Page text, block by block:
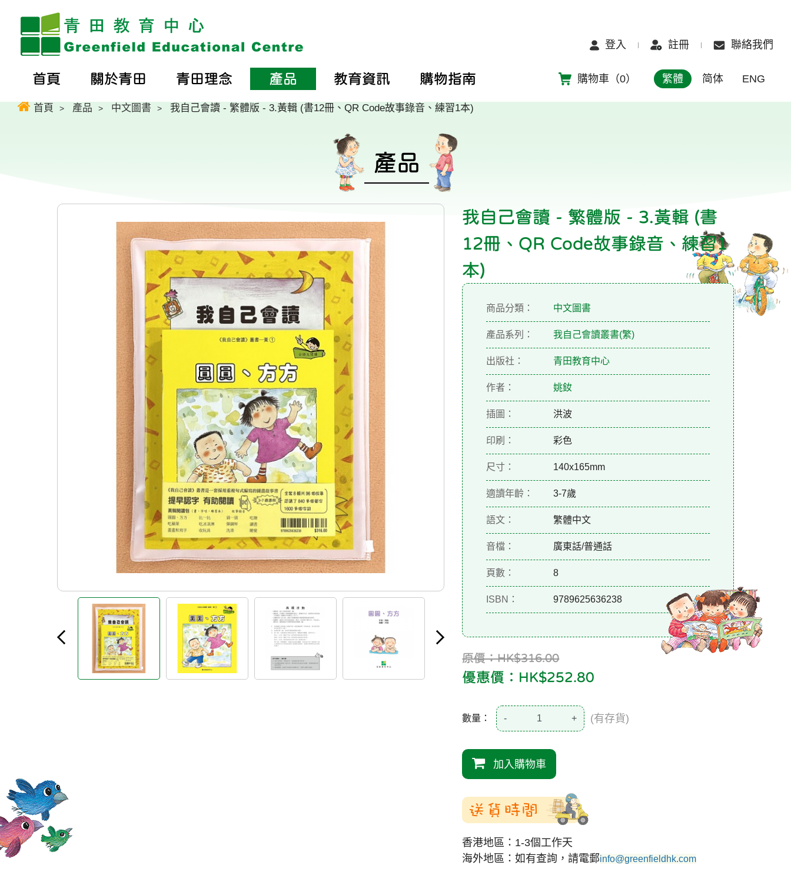
登入 註冊 聯絡我們
首頁 關於青田 青田理念 產品 教育資訊 購物指南 購物車（0） 繁體 简体 ENG
首頁 產品 中文圖書 我自己會讀 - 繁體版 - 3.黃輯 (書12冊、QR Code故事錄音、練習1本)
產品
我自己會讀 - 繁體版 - 3.黃輯 (書
12冊、QR Code故事錄音、練習1
本)
商品分類： 中文圖書
產品系列： 我自己會讀叢書(繁)
出版社： 青田教育中心
作者： 姚釹
插圖： 洪波
印刷： 彩色
尺寸： 140x165mm
適讀年齡： 3-7歲
語文： 繁體中文
音檔： 廣東話/普通話
頁數： 8
ISBN： 9789625636238
原價：HK$316.00
優惠價：HK$252.80
數量： - + (有存貨)
加入購物車
送貨時間
香港地區：1-3個工作天
海外地區：如有查詢，請電郵info@greenfieldhk.com